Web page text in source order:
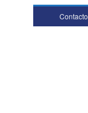
Contacto